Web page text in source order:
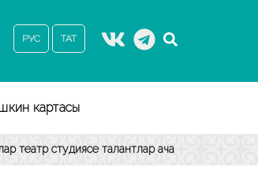
РУС ТАТ
картасы
театр студиясе талантлар ача